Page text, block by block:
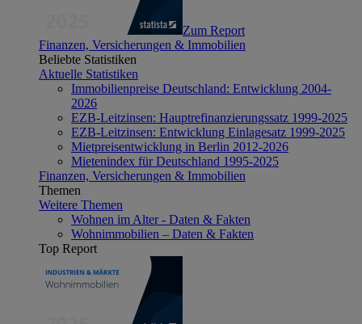
Zum Report
Finanzen, Versicherungen & Immobilien
Beliebte Statistiken
Aktuelle Statistiken
Immobilienpreise Deutschland: Entwicklung 2004-
2026
EZB-Leitzinsen: Hauptrefinanzierungssatz 1999-2025
EZB-Leitzinsen: Entwicklung Einlagesatz 1999-2025
Mietpreisentwicklung in Berlin 2012-2026
Mietenindex für Deutschland 1995-2025
Finanzen, Versicherungen & Immobilien
Themen
Weitere Themen
Wohnen im Alter - Daten & Fakten
Wohnimmobilien – Daten & Fakten
Top Report